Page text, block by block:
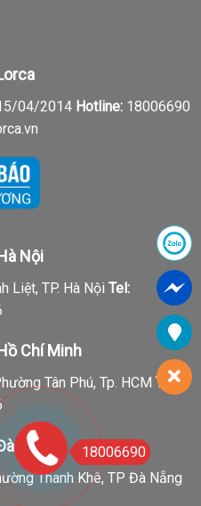
04/2014 Hotline:18006690
Nội
Liệt, TP. Hà Nội Tel:
Chí Minh
Tân Phú, Tp. HCM Tel:
Nẵng
Thanh Khê, TP Đà Nẵng
18006690